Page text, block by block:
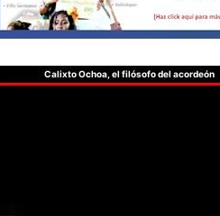
Calixto Ochoa, el filósofo del acordeón